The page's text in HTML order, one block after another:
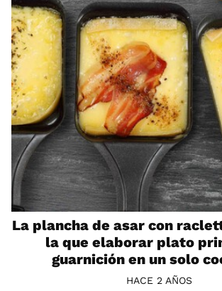
La plancha de asar con
la que elaborar plato
guarnición en un solo
HACE 2 AÑOS